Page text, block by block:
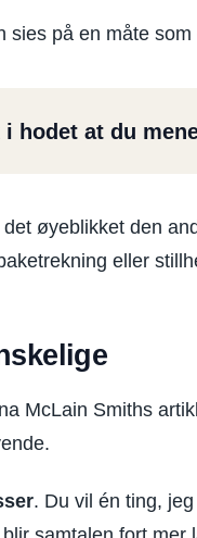
sies på en måte
hodet at du
øyeblikket den
eller
McLain Smiths
. Du vil én ting,